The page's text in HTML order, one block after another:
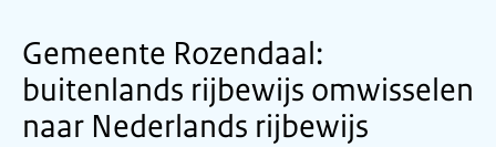
Gemeente Rozendaal:
buitenlands rijbewijs omwisselen
naar Nederlands rijbewijs